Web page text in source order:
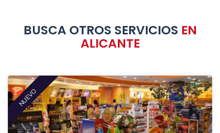
BUSCA OTROS SERVICIOS EN
ALICANTE
NUEVO